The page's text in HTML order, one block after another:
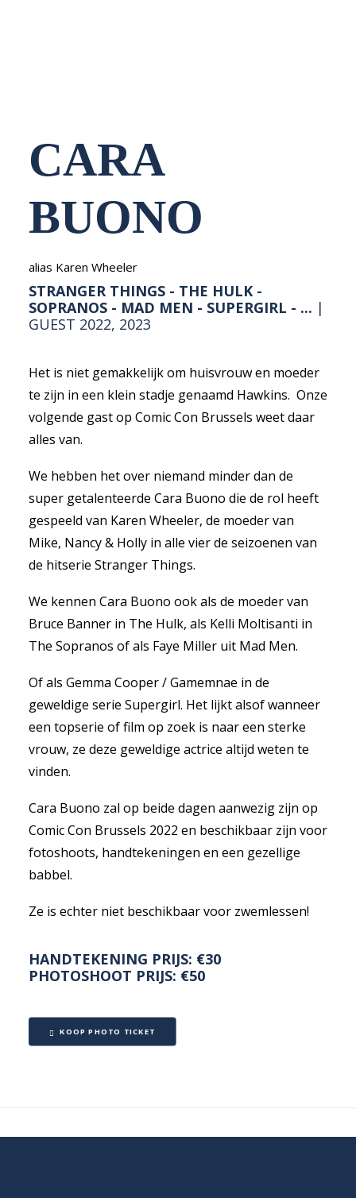
CARA
BUONO
alias Karen Wheeler
STRANGER THINGS - THE HULK -
SOPRANOS - MAD MEN - SUPERGIRL - ... |
GUEST 2022, 2023
Het is niet gemakkelijk om huisvrouw en moeder
te zijn in een klein stadje genaamd Hawkins. Onze
volgende gast op Comic Con Brussels weet daar
alles van.
We hebben het over niemand minder dan de
super getalenteerde Cara Buono die de rol heeft
gespeeld van Karen Wheeler, de moeder van
Mike, Nancy & Holly in alle vier de seizoenen van
de hitserie Stranger Things.
We kennen Cara Buono ook als de moeder van
Bruce Banner in The Hulk, als Kelli Moltisanti in
The Sopranos of als Faye Miller uit Mad Men.
Of als Gemma Cooper / Gamemnae in de
geweldige serie Supergirl. Het lijkt alsof wanneer
een topserie of film op zoek is naar een sterke
vrouw, ze deze geweldige actrice altijd weten te
vinden.
Cara Buono zal op beide dagen aanwezig zijn op
Comic Con Brussels 2022 en beschikbaar zijn voor
fotoshoots, handtekeningen en een gezellige
babbel.
Ze is echter niet beschikbaar voor zwemlessen!
HANDTEKENING PRIJS: €30
PHOTOSHOOT PRIJS: €50
KOOP PHOTO TICKET